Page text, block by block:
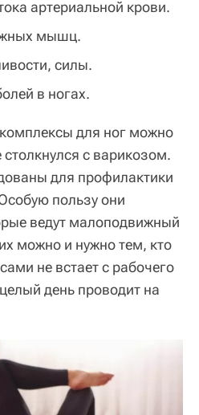
артериальной крови.
мышц.
силы.
в ногах.
для ног можно
столкнулся с варикозом.
для профилактики
пользу они
ведут малоподвижный
можно и нужно тем, кто
не встает с рабочего
день проводит на